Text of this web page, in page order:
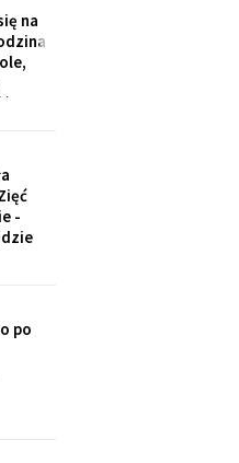
na
na
-
lubi
jej
go
po